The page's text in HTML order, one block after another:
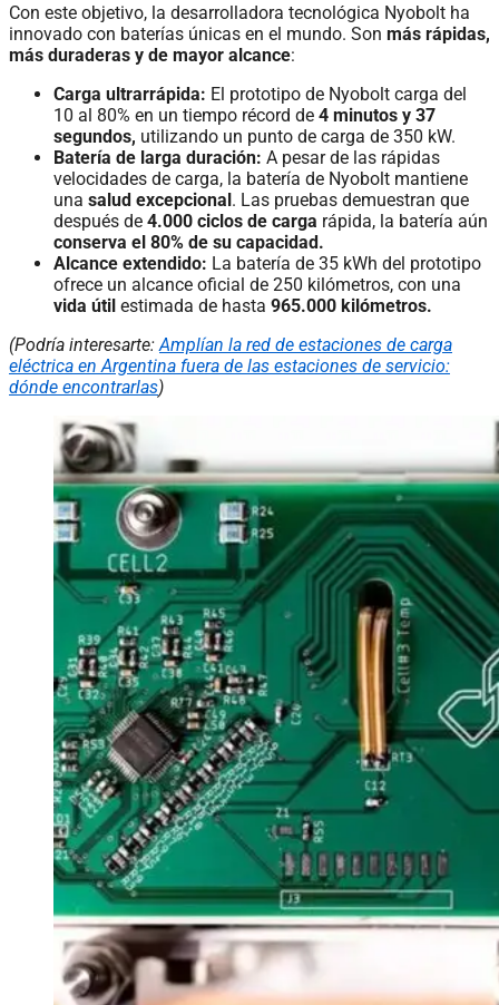
Con este objetivo, la desarrolladora tecnológica Nyobolt ha
innovado con baterías únicas en el mundo. Son más rápidas,
más duraderas y de mayor alcance:
Carga ultrarrápida: El prototipo de Nyobolt carga del
10 al 80% en un tiempo récord de 4 minutos y 37
segundos, utilizando un punto de carga de 350 kW.
Batería de larga duración: A pesar de las rápidas
velocidades de carga, la batería de Nyobolt mantiene
una salud excepcional. Las pruebas demuestran que
después de 4.000 ciclos de carga rápida, la batería aún
conserva el 80% de su capacidad.
Alcance extendido: La batería de 35 kWh del prototipo
ofrece un alcance oficial de 250 kilómetros, con una
vida útil estimada de hasta 965.000 kilómetros.
(Podría interesarte: Amplían la red de estaciones de carga
eléctrica en Argentina fuera de las estaciones de servicio:
dónde encontrarlas)